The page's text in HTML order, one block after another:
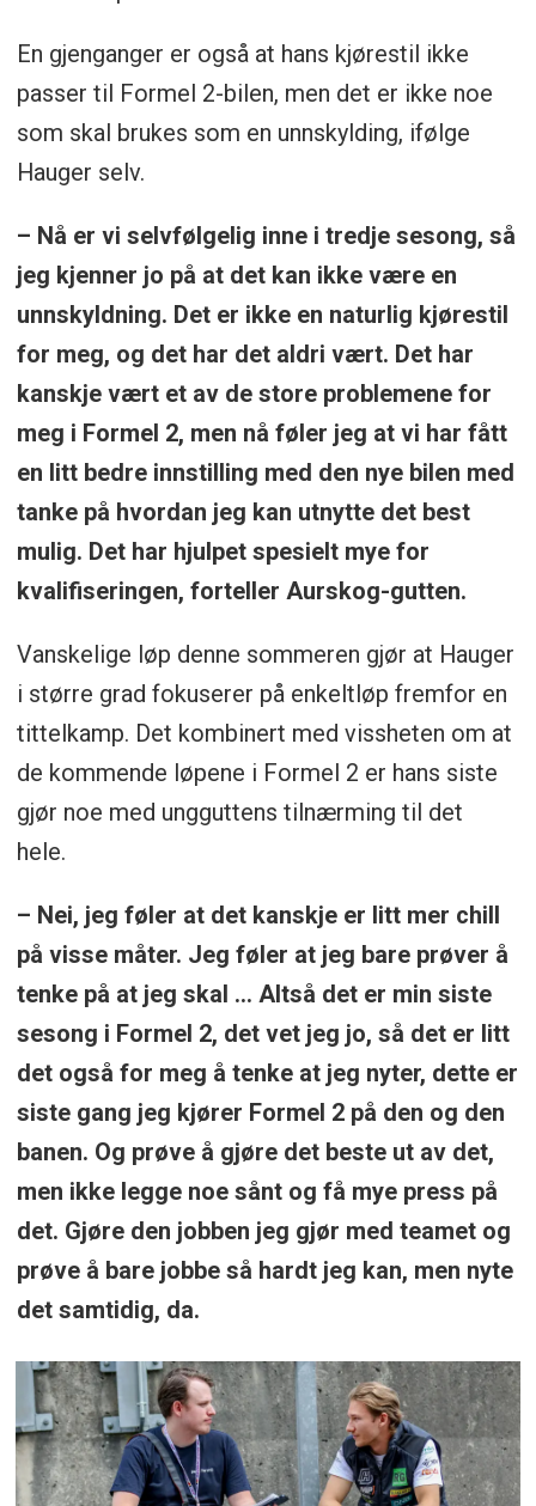
En gjenganger er også at hans kjørestil ikke
passer til Formel 2-bilen, men det er ikke noe
som skal brukes som en unnskylding, ifølge
Hauger selv.
– Nå er vi selvfølgelig inne i tredje sesong, så
jeg kjenner jo på at det kan ikke være en
unnskyldning. Det er ikke en naturlig kjørestil
for meg, og det har det aldri vært. Det har
kanskje vært et av de store problemene for
meg i Formel 2, men nå føler jeg at vi har fått
en litt bedre innstilling med den nye bilen med
tanke på hvordan jeg kan utnytte det best
mulig. Det har hjulpet spesielt mye for
kvalifiseringen, forteller Aurskog-gutten.
Vanskelige løp denne sommeren gjør at Hauger
i større grad fokuserer på enkeltløp fremfor en
tittelkamp. Det kombinert med vissheten om at
de kommende løpene i Formel 2 er hans siste
gjør noe med ungguttens tilnærming til det
hele.
– Nei, jeg føler at det kanskje er litt mer chill
på visse måter. Jeg føler at jeg bare prøver å
tenke på at jeg skal ... Altså det er min siste
sesong i Formel 2, det vet jeg jo, så det er litt
det også for meg å tenke at jeg nyter, dette er
siste gang jeg kjører Formel 2 på den og den
banen. Og prøve å gjøre det beste ut av det,
men ikke legge noe sånt og få mye press på
det. Gjøre den jobben jeg gjør med teamet og
prøve å bare jobbe så hardt jeg kan, men nyte
det samtidig, da.